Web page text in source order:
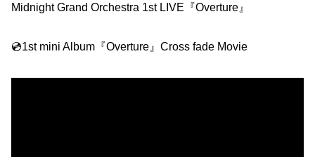
Midnight Grand Orchestra 1st LIVE『Overture』
💿1st mini Album『Overture』Cross fade Movie